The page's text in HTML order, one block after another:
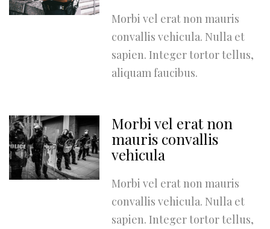
Morbi vel erat non mauris
convallis vehicula. Nulla et
sapien. Integer tortor tellus,
aliquam faucibus.
Morbi vel erat non
mauris convallis
vehicula
Morbi vel erat non mauris
convallis vehicula. Nulla et
sapien. Integer tortor tellus,